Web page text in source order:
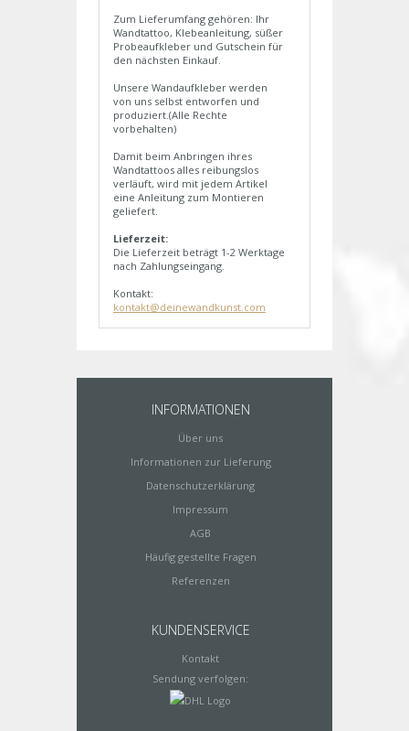
Zum Lieferumfang gehören: Ihr
Wandtattoo, Klebeanleitung, süßer
Probeaufkleber und Gutschein für
den nächsten Einkauf.
Unsere Wandaufkleber werden
von uns selbst entworfen und
produziert.(Alle Rechte
vorbehalten)
Damit beim Anbringen ihres
Wandtattoos alles reibungslos
verläuft, wird mit jedem Artikel
eine Anleitung zum Montieren
geliefert.
Lieferzeit:
Die Lieferzeit beträgt 1-2 Werktage
nach Zahlungseingang.
Kontakt:
kontakt@deinewandkunst.com
INFORMATIONEN
Über uns
Informationen zur Lieferung
Datenschutzerklärung
Impressum
AGB
Häufig gestellte Fragen
Referenzen
KUNDENSERVICE
Kontakt
Sendung verfolgen: